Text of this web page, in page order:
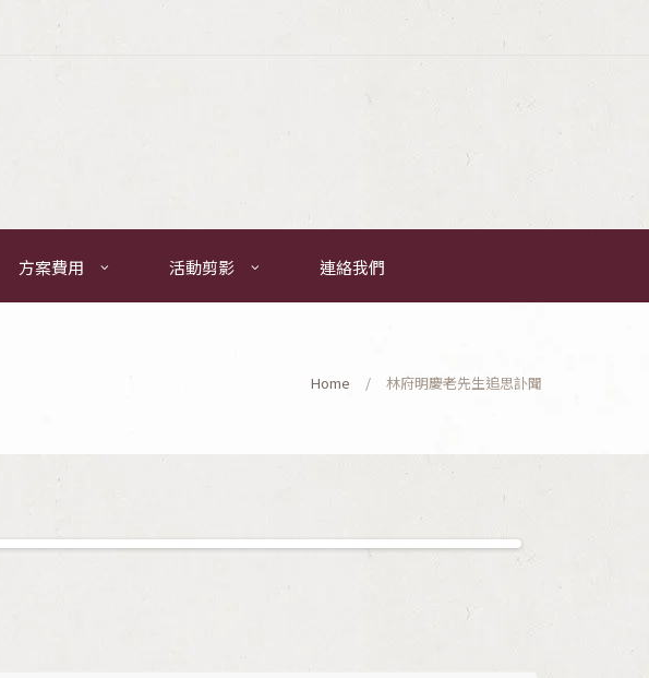
方案費用 活動剪影 連絡我們
Home 林府明慶老先生追思訃聞